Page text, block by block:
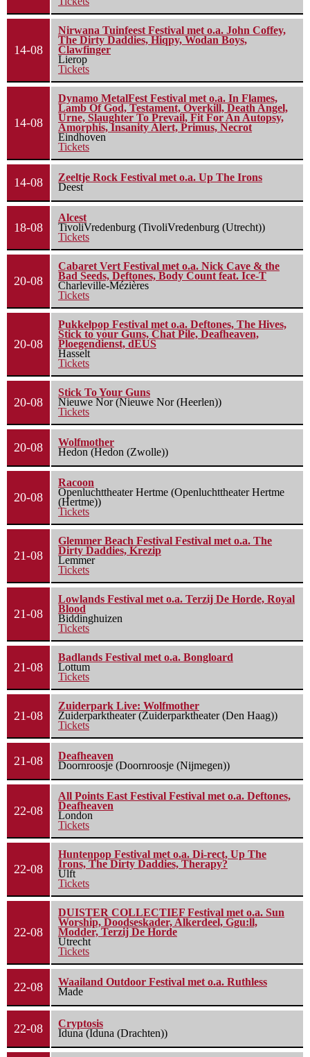
14-08
Nirwana Tuinfeest Festival met o.a. John Coffey,
The Dirty Daddies, Hiqpy, Wodan Boys,
Clawfinger
Lierop
Tickets
14-08
Dynamo MetalFest Festival met o.a. In Flames,
Lamb Of God, Testament, Overkill, Death Angel,
Urne, Slaughter To Prevail, Fit For An Autopsy,
Amorphis, Insanity Alert, Primus, Necrot
Eindhoven
Tickets
14-08
Zeeltje Rock Festival met o.a. Up The Irons
Deest
18-08
Alcest
TivoliVredenburg (TivoliVredenburg (Utrecht))
Tickets
20-08
Cabaret Vert Festival met o.a. Nick Cave & the
Bad Seeds, Deftones, Body Count feat. Ice-T
Charleville-Mézières
Tickets
20-08
Pukkelpop Festival met o.a. Deftones, The Hives,
Stick to your Guns, Chat Pile, Deafheaven,
Ploegendienst, dEUS
Hasselt
Tickets
20-08
Stick To Your Guns
Nieuwe Nor (Nieuwe Nor (Heerlen))
Tickets
20-08
Wolfmother
Hedon (Hedon (Zwolle))
20-08
Racoon
Openluchttheater Hertme (Openluchttheater Hertme
(Hertme))
Tickets
21-08
Glemmer Beach Festival Festival met o.a. The
Dirty Daddies, Krezip
Lemmer
Tickets
21-08
Lowlands Festival met o.a. Terzij De Horde, Royal
Blood
Biddinghuizen
Tickets
21-08
Badlands Festival met o.a. Bongloard
Lottum
Tickets
21-08
Zuiderpark Live: Wolfmother
Zuiderparktheater (Zuiderparktheater (Den Haag))
Tickets
21-08
Deafheaven
Doornroosje (Doornroosje (Nijmegen))
22-08
All Points East Festival Festival met o.a. Deftones,
Deafheaven
London
Tickets
22-08
Huntenpop Festival met o.a. Di-rect, Up The
Irons, The Dirty Daddies, Therapy?
Ulft
Tickets
22-08
DUISTER COLLECTIEF Festival met o.a. Sun
Worship, Doodseskader, Alkerdeel, Ggu:ll,
Modder, Terzij De Horde
Utrecht
Tickets
22-08
Waailand Outdoor Festival met o.a. Ruthless
Made
22-08
Cryptosis
Iduna (Iduna (Drachten))